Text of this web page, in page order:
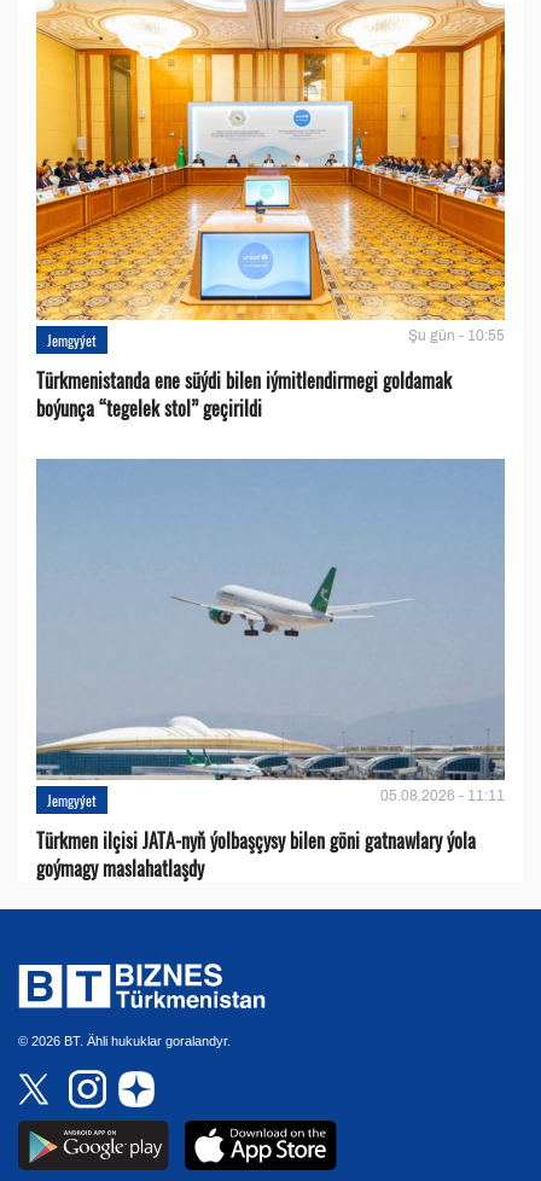
Jemgyýet Şu gün - 10:55
Türkmenistanda ene süýdi bilen iýmitlendirmegi goldamak
boýunça “tegelek stol” geçirildi
Jemgyýet 05.08.2026 - 11:11
Türkmen ilçisi JATA-nyň ýolbaşçysy bilen göni gatnawlary ýola
goýmagy maslahatlaşdy
© 2026 BT. Ähli hukuklar goralandyr.